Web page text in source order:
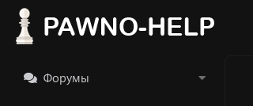
Форумы